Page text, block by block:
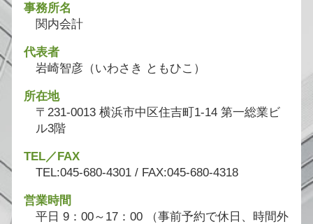
事務所名
関内会計
代表者
岩崎智彦（いわさき ともひこ）
所在地
〒231-0013 横浜市中区住吉町1-14 第一総業ビ
ル3階
TEL／FAX
TEL:045-680-4301 / FAX:045-680-4318
営業時間
平日 9：00～17：00 （事前予約で休日、時間外